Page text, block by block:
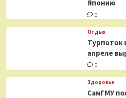
Японию
0
Отдых
Турпоток
апреле
0
Здоровье
СамГМУ